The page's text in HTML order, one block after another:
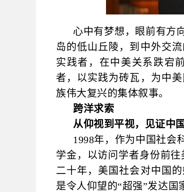
心中有梦想，眼前有方
岛的低山丘陵，到中外交
实践者，在中美关系跌宕
者，以实践为砖瓦，为中
族伟大复兴的集体叙事。
跨洋求索
从仰视到平视，见证中
1998年，作为中国社会
学金，以访问学者身份前
二十年，美国社会对中国
是令人仰望的“超强”发达国